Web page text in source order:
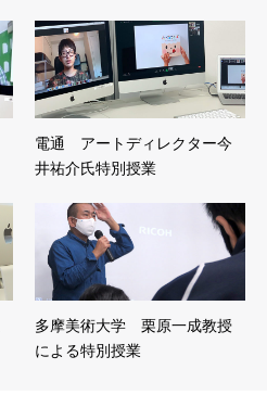
電通 アートディレクター今
井祐介氏特別授業
多摩美術大学 栗原一成教授
による特別授業